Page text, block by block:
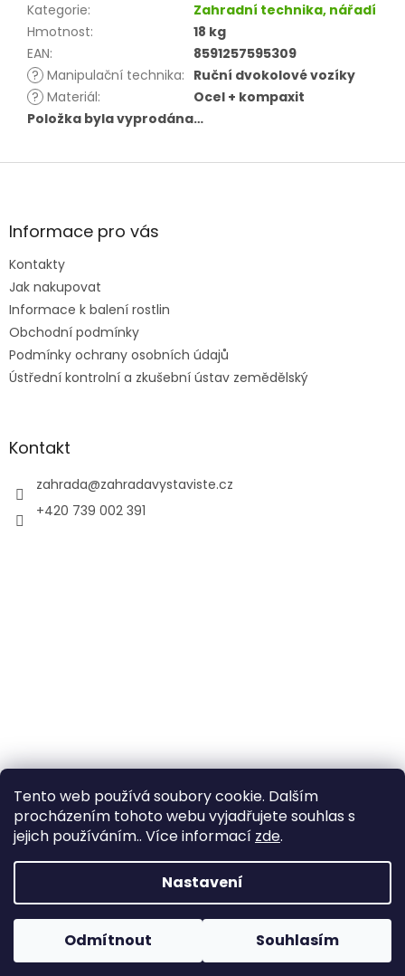
Tento web používá soubory cookie. Dalším
procházením tohoto webu vyjadřujete souhlas s
jejich používáním.. Více informací zde.
Nastavení
Odmítnout Souhlasím
Kategorie:
Zahradní technika, nářadí
Hmotnost:
18 kg
EAN:
8591257595309
? Manipulační technika: Ruční dvokolové vozíky
? Materiál:
Ocel + kompaxit
Položka byla vyprodána…
Z
aInformace pro vás
Kontakty
Jak nakupovat
Informace k balení rostlin
Obchodní podmínky
Podmínky ochrany osobních údajů
Ústřední kontrolní a zkušební ústav zemědělský
Kontakt
zahrada@zahradavystaviste.cz
+420 739 002 391
Vytvořil Shoptet
Copyright 2026Zahrada Výstaviště. Všechna práva
vyhrazena.
Upravit nastavení cookies